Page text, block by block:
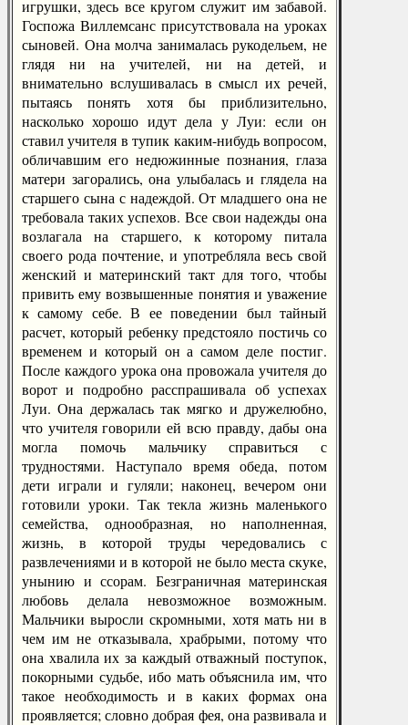
игрушки, здесь все кругом служит им забавой.
Госпожа Виллемсанс присутствовала на уроках
сыновей. Она молча занималась рукодельем, не
глядя ни на учителей, ни на детей, и
внимательно вслушивалась в смысл их речей,
пытаясь понять хотя бы приблизительно,
насколько хорошо идут дела у Луи: если он
ставил учителя в тупик каким-нибудь вопросом,
обличавшим его недюжинные познания, глаза
матери загорались, она улыбалась и глядела на
старшего сына с надеждой. От младшего она не
требовала таких успехов. Все свои надежды она
возлагала на старшего, к которому питала
своего рода почтение, и употребляла весь свой
женский и материнский такт для того, чтобы
привить ему возвышенные понятия и уважение
к самому себе. В ее поведении был тайный
расчет, который ребенку предстояло постичь со
временем и который он а самом деле постиг.
После каждого урока она провожала учителя до
ворот и подробно расспрашивала об успехах
Луи. Она держалась так мягко и дружелюбно,
что учителя говорили ей всю правду, дабы она
могла помочь мальчику справиться с
трудностями. Наступало время обеда, потом
дети играли и гуляли; наконец, вечером они
готовили уроки. Так текла жизнь маленького
семейства, однообразная, но наполненная,
жизнь, в которой труды чередовались с
развлечениями и в которой не было места скуке,
унынию и ссорам. Безграничная материнская
любовь делала невозможное возможным.
Мальчики выросли скромными, хотя мать ни в
чем им не отказывала, храбрыми, потому что
она хвалила их за каждый отважный поступок,
покорными судьбе, ибо мать объяснила им, что
такое необходимость и в каких формах она
проявляется; словно добрая фея, она развивала и